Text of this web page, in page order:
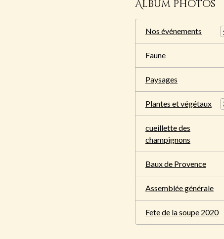
Album photos
Nos événements
Faune
Paysages
Plantes et végétaux
cueillette des
champignons
Baux de Provence
Assemblée générale
Fete de la soupe 2020